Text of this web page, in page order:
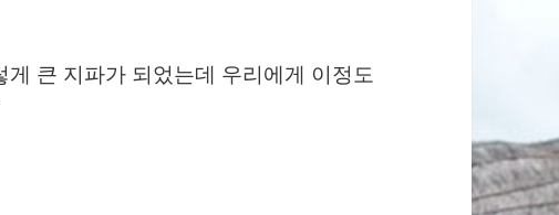
큰 지파가 되었는데 우리에게 이정도